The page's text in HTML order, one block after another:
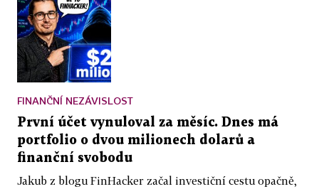
FINANČNÍ NEZÁVISLOST
První účet vynuloval za měsíc. Dnes má
portfolio o dvou milionech dolarů a
finanční svobodu
Jakub z blogu FinHacker začal investiční cestu opačně,